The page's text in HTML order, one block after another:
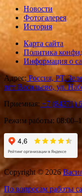
Новости
Фотогалерея
История
Карта сайта
Политика
Информация о
Адрес: Россия, РТ,
пгт Васильево, ул.
Приемная: +7 (84371)
Режим работы:
Copyright © 2026
По вопросам работы